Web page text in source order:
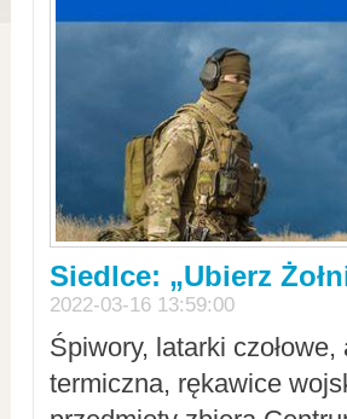
Siedlce: „Ubierz
2022-03-16 13:59:00
Śpiwory, latarki
termiczna, rękawice